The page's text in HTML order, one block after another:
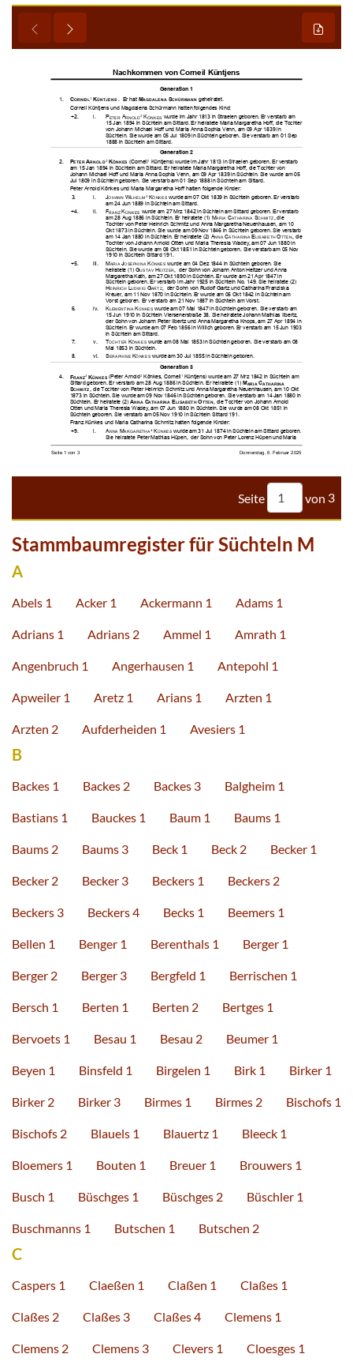


         


      






      




     

   

      



         



     

     



    



    





    


    

       
    
 


        



     




Seite von 3
Stammbaumregister für Süchteln M
A
Abels 1 Acker 1 Ackermann 1 Adams 1
Adrians 1 Adrians 2 Ammel 1 Amrath 1
Angenbruch 1 Angerhausen 1 Antepohl 1
Apweiler 1 Aretz 1 Arians 1 Arzten 1
Arzten 2 Aufderheiden 1 Avesiers 1
B
Backes 1 Backes 2 Backes 3 Balgheim 1
Bastians 1 Bauckes 1 Baum 1 Baums 1
Baums 2 Baums 3 Beck 1 Beck 2 Becker 1
Becker 2 Becker 3 Beckers 1 Beckers 2
Beckers 3 Beckers 4 Becks 1 Beemers 1
Bellen 1 Benger 1 Berenthals 1 Berger 1
Berger 2 Berger 3 Bergfeld 1 Berrischen 1
Bersch 1 Berten 1 Berten 2 Bertges 1
Bervoets 1 Besau 1 Besau 2 Beumer 1
Beyen 1 Binsfeld 1 Birgelen 1 Birk 1 Birker 1
Birker 2 Birker 3 Birmes 1 Birmes 2 Bischofs 1
Bischofs 2 Blauels 1 Blauertz 1 Bleeck 1
Bloemers 1 Bouten 1 Breuer 1 Brouwers 1
Busch 1 Büschges 1 Büschges 2 Büschler 1
Buschmanns 1 Butschen 1 Butschen 2
C
Caspers 1 Claeßen 1 Claßen 1 Claßes 1
Claßes 2 Claßes 3 Claßes 4 Clemens 1
Clemens 2 Clemens 3 Clevers 1 Cloesges 1